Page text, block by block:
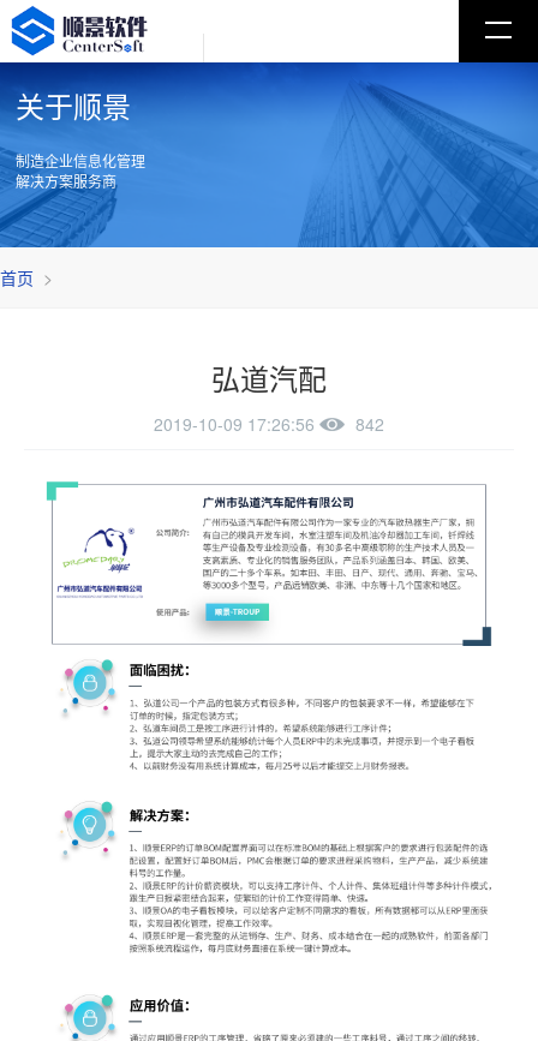
关于顺景
制造企业信息化管理
解决方案服务商
首页 >
弘道汽配
2019-10-09 17:26:56 842